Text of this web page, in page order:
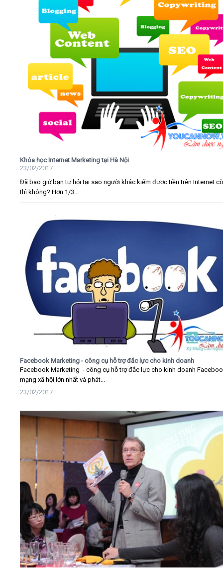
Khóa học Internet Marketing tại Hà Nội
23/02/2017
Đã bao giờ bạn tự hỏi tại sao người khác kiếm được tiền trên Internet
thì không? Hơn 1/3...
Facebook Marketing - công cụ hỗ trợ đắc lực cho kinh doanh
Facebook Marketing - công cụ hỗ trợ đắc lực cho kinh doanh
mạng xã hội lớn nhất và phát...
23/02/2017